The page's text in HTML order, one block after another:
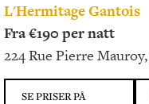
L'Hermitage Gantois
Fra €190 per natt
224 Rue Pierre
SE PRISER PÅ